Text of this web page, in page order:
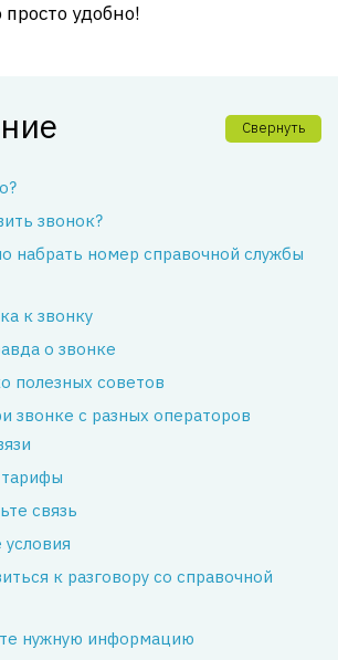
просто удобно!
Свернуть
звонок?
набрать номер справочной службы
к звонку
о звонке
полезных советов
звонке с разных операторов
связь
к разговору со справочной
нужную информацию